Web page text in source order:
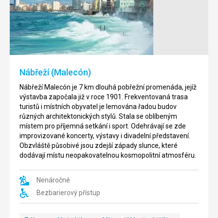
Nábřeží (Malecón)
Nábřeží Malecón je 7 km dlouhá pobřežní promenáda, jejíž
výstavba započala již v roce 1901. Frekventovaná trasa
turistů i místních obyvatel je lemována řadou budov
různých architektonických stylů. Stala se oblíbeným
místem pro příjemná setkání i sport. Odehrávají se zde
improvizované koncerty, výstavy i divadelní představení.
Obzvláště působivé jsou zdejší západy slunce, které
dodávají místu neopakovatelnou kosmopolitní atmosféru.
Nenáročné
Bezbarierový přístup
de
la
Real
Fuerza
Na
Plaza
Armas
Havaně
nachází
jedna
nejstarších
pevností
Americe
San
Francisco
de
Asís
Malebné
náměstí
Plaza
San
Francisco
Asís
situováno
staré
části
metropole
Havana,